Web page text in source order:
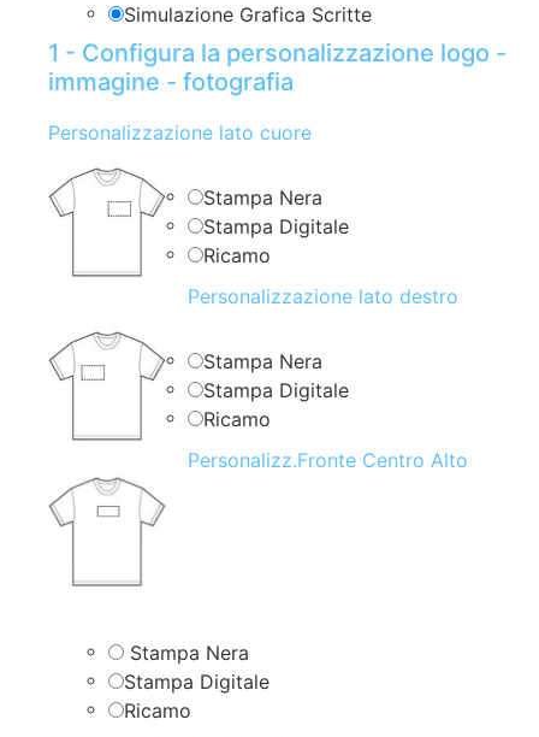
Simulazione Grafica Scritte
1 - Configura la personalizzazione logo -
immagine - fotografia
Personalizzazione lato cuore
Stampa Nera
Stampa Digitale
Ricamo
Personalizzazione lato destro
Stampa Nera
Stampa Digitale
Ricamo
Personalizz.Fronte Centro Alto
Stampa Nera
Stampa Digitale
Ricamo